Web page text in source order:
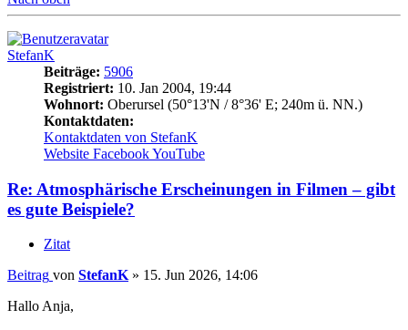
StefanK
Beiträge: 5906
Registriert: 10. Jan 2004, 19:44
Wohnort: Oberursel (50°13'N / 8°36' E; 240m ü. NN.)
Kontaktdaten:
Kontaktdaten von StefanK
Website FacebookYouTube
Re: Atmosphärische Erscheinungen in Filmen – gibt
es gute Beispiele?
Zitat
Beitrag von StefanK» 15. Jun 2026, 14:06
Hallo Anja,